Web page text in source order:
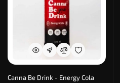
Canna Be Drink - Energy Cola